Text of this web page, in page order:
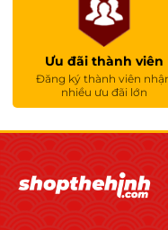
Ưu đãi thành viên
Đăng ký thành viên
nhiều ưu đãi lớn